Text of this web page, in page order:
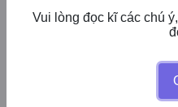
Vui lòng đọc kĩ các chú